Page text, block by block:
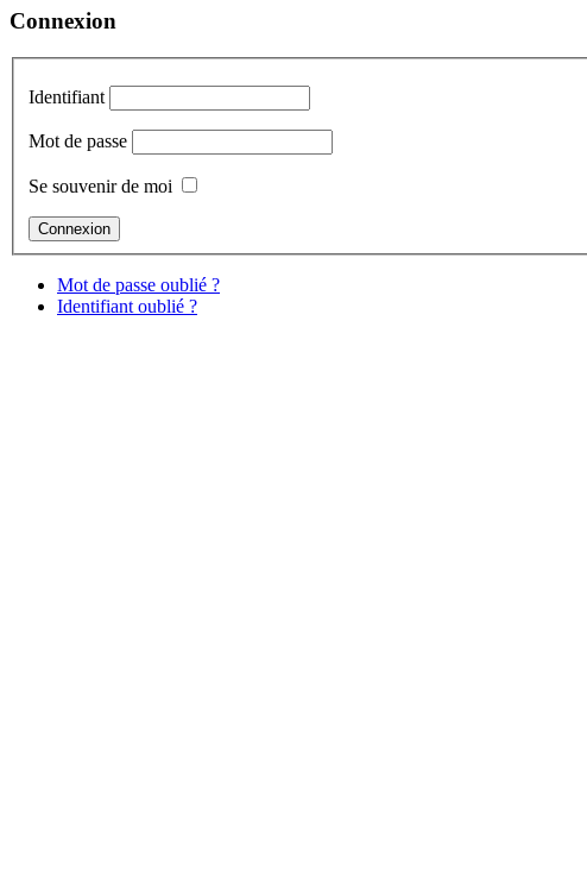
Connexion
Identifiant
Mot de passe
Se souvenir de moi
Mot de passe oublié ?
Identifiant oublié ?